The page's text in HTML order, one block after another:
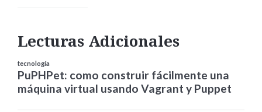
Lecturas Adicionales